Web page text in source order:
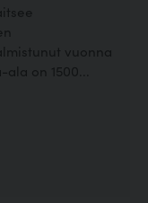
vuonna
on 1500...